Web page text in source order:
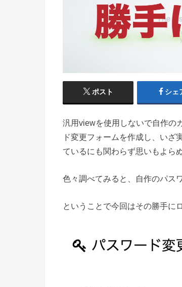
ポスト シェ
汎用viewを使用しないで自作の
ド変更フォームを作成し、いざ
ているにも関わらず思いもよら
色々調べてみると、自作のパス
ということで今回はその勝手に